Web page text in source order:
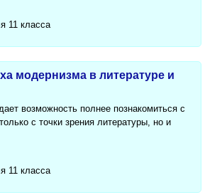
11 класса
модернизма в литературе и
возможность полнее познакомиться с
с точки зрения литературы, но и
11 класса